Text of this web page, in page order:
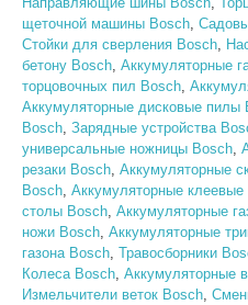
щеточной машины Bosch,
Стойки для сверления Bosch,
бетону Bosch, Аккумуляторные
торцовочных пил Bosch,
Аккумуляторные дисковые пилы
Bosch, Зарядные устройства
универсальные ножницы Bosch,
резаки Bosch, Аккумуляторные
Bosch, Аккумуляторные
столы Bosch, Аккумуляторные
ножи Bosch, Аккумуляторные
газона Bosch, Травосборники
Колеса Bosch, Аккумуляторные
Измельчители веток Bosch,